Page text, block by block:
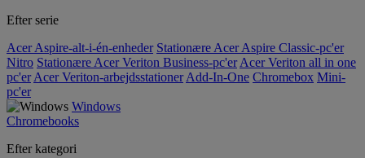
Efter serie
Acer Aspire-alt-i-én-enheder Stationære Acer Aspire Classic-pc'er
Nitro Stationære Acer Veriton Business-pc'er Acer Veriton all in one
pc'er Acer Veriton-arbejdsstationer Add-In-One Chromebox Mini-
pc'er
Windows
Chromebooks
Efter kategori